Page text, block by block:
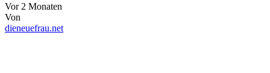
Vor 2 Monaten
Von
dieneuefrau.net